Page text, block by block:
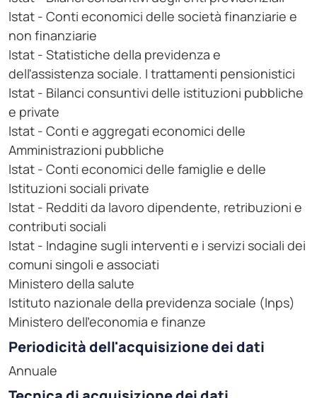
Istat - Conti economici delle società finanziarie e
non finanziarie
Istat - Statistiche della previdenza e
dell'assistenza sociale. I trattamenti pensionistici
Istat - Bilanci consuntivi delle istituzioni pubbliche
e private
Istat - Conti e aggregati economici delle
Amministrazioni pubbliche
Istat - Conti economici delle famiglie e delle
Istituzioni sociali private
Istat - Redditi da lavoro dipendente, retribuzioni e
contributi sociali
Istat - Indagine sugli interventi e i servizi sociali dei
comuni singoli e associati
Ministero della salute
Istituto nazionale della previdenza sociale (Inps)
Ministero dell'economia e finanze
Periodicità dell'acquisizione dei dati
Annuale